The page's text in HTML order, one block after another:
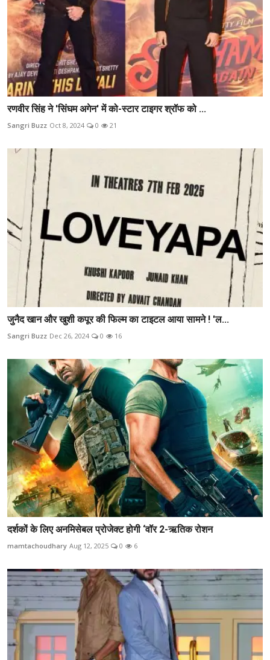
रणवीर सिंह ने 'सिंघम अगेन' में को-स्टार टाइगर श्रॉफ को ...
Sangri Buzz Oct 8, 2024 0 21
जुनैद खान और खुशी कपूर की फिल्म का टाइटल आया सामने ! 'ल...
Sangri Buzz Dec 26, 2024 0 16
दर्शकों के लिए अनमिसेबल प्रोजेक्ट होगी ‘वॉर 2-ऋतिक रोशन
mamtachoudhary Aug 12, 2025 0 6